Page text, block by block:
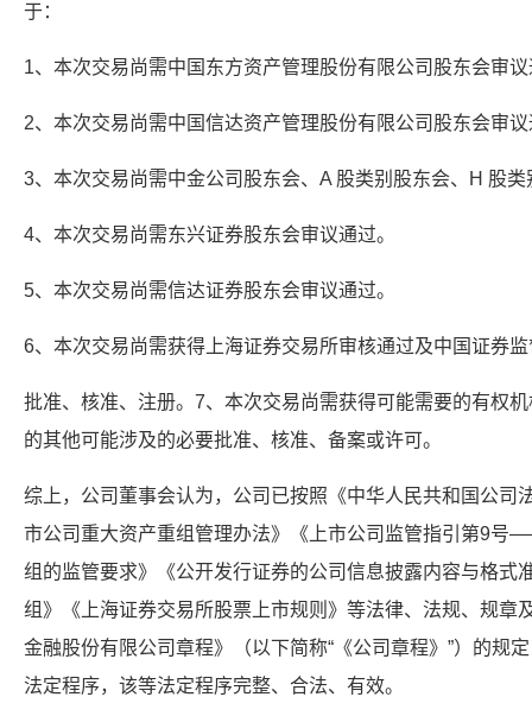
于：
1、本次交易尚需中国东方资产管理股份有限公司股东会审
2、本次交易尚需中国信达资产管理股份有限公司股东会审
3、本次交易尚需中金公司股东会、A 股类别股东会、H 股
4、本次交易尚需东兴证券股东会审议通过。
5、本次交易尚需信达证券股东会审议通过。
6、本次交易尚需获得上海证券交易所审核通过及中国证券
批准、核准、注册。7、本次交易尚需获得可能需要的有权
的其他可能涉及的必要批准、核准、备案或许可。
综上，公司董事会认为，公司已按照《中华人民共和国公司
市公司重大资产重组管理办法》《上市公司监管指引第9号
组的监管要求》《公开发行证券的公司信息披露内容与格
组》《上海证券交易所股票上市规则》等法律、法规、规章
金融股份有限公司章程》（以下简称“《公司章程》”）的规
法定程序，该等法定程序完整、合法、有效。